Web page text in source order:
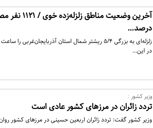
درصد…
در این…
وزیر کشور :
تردد زائران در مرزهای کشور عادی است
وزیر کشور گفت: تردد زائران اربعین حسینی در مرزهای کشور